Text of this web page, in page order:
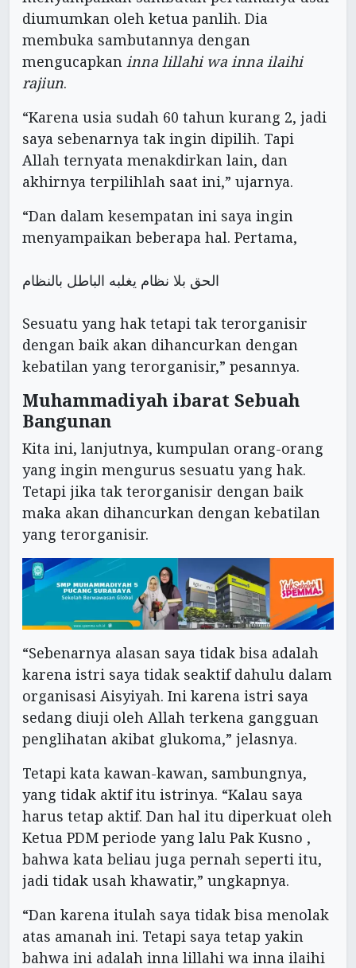
diumumkan oleh ketua panlih. Dia
membuka sambutannya dengan
mengucapkan inna lillahi wa inna ilaihi
rajiun.
“Karena usia sudah 60 tahun kurang 2, jadi
saya sebenarnya tak ingin dipilih. Tapi
Allah ternyata menakdirkan lain, dan
akhirnya terpilihlah saat ini,” ujarnya.
“Dan dalam kesempatan ini saya ingin
menyampaikan beberapa hal. Pertama,
الحق بلا نظام يغلبه الباطل بالنظام
Sesuatu yang hak tetapi tak terorganisir
dengan baik akan dihancurkan dengan
kebatilan yang terorganisir,” pesannya.
Muhammadiyah ibarat Sebuah
Bangunan
Kita ini, lanjutnya, kumpulan orang-orang
yang ingin mengurus sesuatu yang hak.
Tetapi jika tak terorganisir dengan baik
maka akan dihancurkan dengan kebatilan
yang terorganisir.
“Sebenarnya alasan saya tidak bisa adalah
karena istri saya tidak seaktif dahulu dalam
organisasi Aisyiyah. Ini karena istri saya
sedang diuji oleh Allah terkena gangguan
penglihatan akibat glukoma,” jelasnya.
Tetapi kata kawan-kawan, sambungnya,
yang tidak aktif itu istrinya. “Kalau saya
harus tetap aktif. Dan hal itu diperkuat oleh
Ketua PDM periode yang lalu Pak Kusno ,
bahwa kata beliau juga pernah seperti itu,
jadi tidak usah khawatir,” ungkapnya.
“Dan karena itulah saya tidak bisa menolak
atas amanah ini. Tetapi saya tetap yakin
bahwa ini adalah inna lillahi wa inna ilaihi